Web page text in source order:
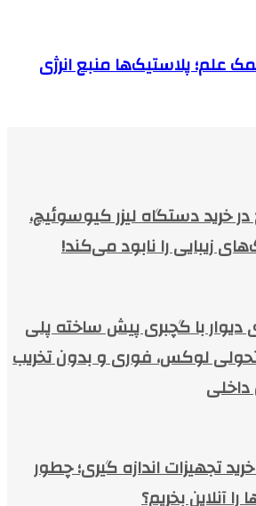
علم؛ پلاستیک‌ها منبع انرژی
در خرید دستگاه لیزر کیوسوئیچ،
زیبایی را نابود می‌کند!
دیوار با گچبری پیش ساخته پلی
تحولی لوکس، فوری و بدون تخریب
تجهیزات اندازه گیری؛ چطور
را آنلاین بخریم؟